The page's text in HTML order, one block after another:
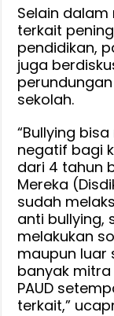
Selain
terkait
pendidikan,
juga
sekolah.
“Bullying
negatif bagi
dari 4 tahun
Mereka
sudah
anti bullying,
melakukan
maupun luar
banyak mitra
PAUD
terkait,”